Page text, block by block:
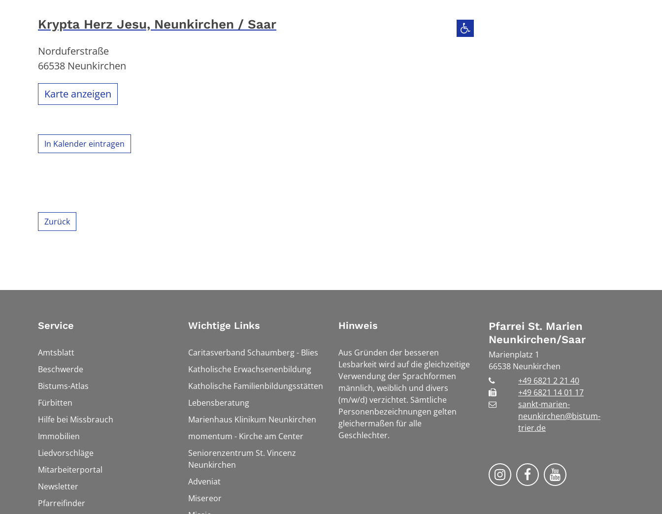
Krypta Herz Jesu, Neunkirchen / Saar
Norduferstraße
66538 Neunkirchen
Karte anzeigen
In Kalender eintragen
Zurück
Service
Amtsblatt
Beschwerde
Bistums-Atlas
Fürbitten
Hilfe bei Missbrauch
Immobilien
Liedvorschläge
Mitarbeiterportal
Newsletter
Pfarreifinder
Wichtige Links
Caritasverband Schaumberg - Blies
Katholische Erwachsenenbildung
Katholische Familienbildungsstätten
Lebensberatung
Marienhaus Klinikum Neunkirchen
momentum - Kirche am Center
Seniorenzentrum St. Vincenz
Neunkirchen
Adveniat
Misereor
Hinweis
Aus Gründen der besseren
Lesbarkeit wird auf die gleichzeitige
Verwendung der Sprachformen
männlich, weiblich und divers
(m/w/d) verzichtet. Sämtliche
Personenbezeichnungen gelten
gleichermaßen für alle
Geschlechter.
Pfarrei St. Marien
Neunkirchen/Saar
Marienplatz 1
66538 Neunkirchen
+49 6821 2 21 40
+49 6821 14 01 17
sankt-marien-
neunkirchen@bistum-
trier.de
Bistum Trier auf Instragram
Die Pfarrei auf Facebook
Die Pfarrei auf